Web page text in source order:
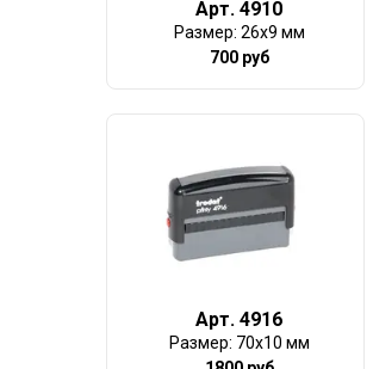
Арт. 4910
Размер: 26х9 мм
700 руб
Арт. 4916
Размер: 70х10 мм